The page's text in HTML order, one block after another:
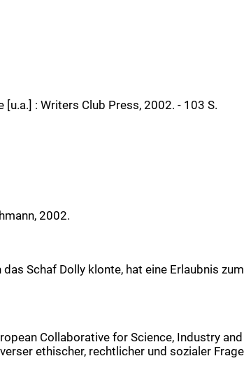
: Writers Club Press, 2002. - 103 S.
2002.
Schaf Dolly klonte, hat eine Erlaubnis
Collaborative for Science, Industry
ethischer, rechtlicher und sozialer